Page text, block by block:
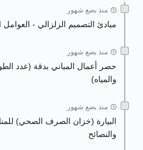
منذ بضع شهور
مبادئ التصميم الزلزالي - العوامل
منذ بضع شهور
حصر أعمال المباني بدقة (عدد
والمياه)
منذ بضع شهور
البيارة (خزان الصرف الصحي)
والنصائح